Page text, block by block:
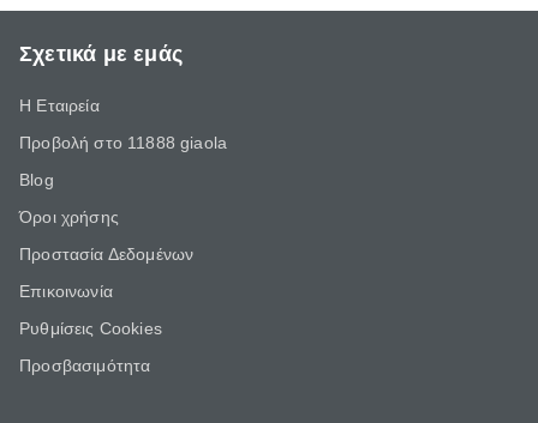
Σχετικά με εμάς
Η Εταιρεία
Προβολή στο 11888 giaola
Blog
Όροι χρήσης
Προστασία Δεδομένων
Επικοινωνία
Ρυθμίσεις Cookies
Προσβασιμότητα